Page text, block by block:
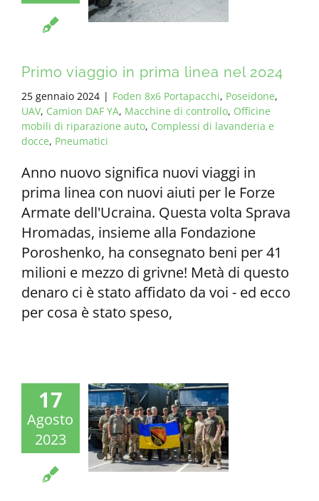
Primo viaggio in prima linea nel 2024
25 gennaio 2024 | Foden 8x6 Portapacchi, Poseidone,
UAV, Camion DAF YA, Macchine di controllo, Officine
mobili di riparazione auto, Complessi di lavanderia e
docce, Pneumatici
Anno nuovo significa nuovi viaggi in
prima linea con nuovi aiuti per le Forze
Armate dell'Ucraina. Questa volta Sprava
Hromadas, insieme alla Fondazione
Poroshenko, ha consegnato beni per 41
milioni e mezzo di grivne! Metà di questo
denaro ci è stato affidato da voi - ed ecco
per cosa è stato speso,
17
Agosto
2023